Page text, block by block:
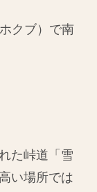
クブ）で南
た峠道「雪
い場所では